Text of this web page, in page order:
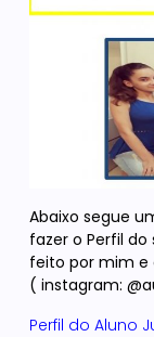
Abaixo segue
fazer o Perfil
feito por mim e
( instagram:
Perfil do Aluno